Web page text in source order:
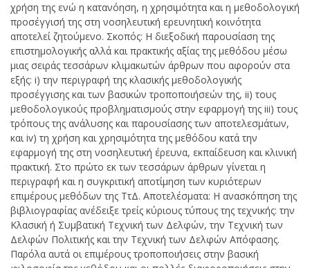
χρήση της ενώ η κατανόηση, η χρησιμότητα και η μεθοδολογική
προσέγγισή της στη νοσηλευτική ερευνητική κοινότητα
αποτελεί ζητούμενο. Σκοπός: Η διεξοδική παρουσίαση της
επιστημολογικής αλλά και πρακτικής αξίας της μεθόδου μέσω
μιας σειράς τεσσάρων κλιμακωτών άρθρων που αφορούν στα
εξής: i) την περιγραφή της κλασικής μεθοδολογικής
προσέγγισης και των βασικών τροποποιήσεών της, ii) τους
μεθοδολογικούς προβληματισμούς στην εφαρμογή της iii) τους
τρόπους της ανάλυσης και παρουσίασης των αποτελεσμάτων,
και iv) τη χρήση και χρησιμότητα της μεθόδου κατά την
εφαρμογή της στη νοσηλευτική έρευνα, εκπαίδευση και κλινική
πρακτική. Στο πρώτο εκ των τεσσάρων άρθρων γίνεται η
περιγραφή και η συγκριτική αποτίμηση των κυριότερων
επιμέρους μεθόδων της ΤτΔ. Αποτελέσματα: Η ανασκόπηση της
βιβλιογραφίας ανέδειξε τρείς κύριους τύπους της τεχνικής: την
Κλασική ή Συμβατική Τεχνική των Δελφών, την Τεχνική των
Δελφών Πολιτικής και την Τεχνική των Δελφών Απόφασης.
Παρόλα αυτά οι επιμέρους τροποποιήσεις στην βασική